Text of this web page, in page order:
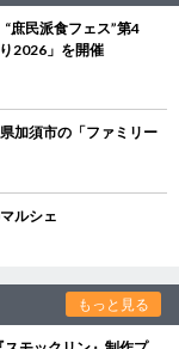
庶民派食フェス”第4
2026」を開催
加須市の「ファミリー
ルシェ
もっと見る